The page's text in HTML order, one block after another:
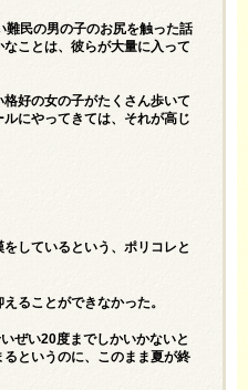
難民の男の子のお尻を触った話
ことは、彼らが大量に入って
好の女の子がたくさん歩いて
にやってきては、それが高じ
しているという、ポリコレと
ることができなかった。
ぜい20度までしかいかないと
というのに、このまま夏が終